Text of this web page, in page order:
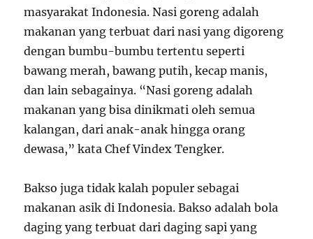
masyarakat Indonesia. Nasi goreng adalah
makanan yang terbuat dari nasi yang digoreng
dengan bumbu-bumbu tertentu seperti
bawang merah, bawang putih, kecap manis,
dan lain sebagainya. “Nasi goreng adalah
makanan yang bisa dinikmati oleh semua
kalangan, dari anak-anak hingga orang
dewasa,” kata Chef Vindex Tengker.
Bakso juga tidak kalah populer sebagai
makanan asik di Indonesia. Bakso adalah bola
daging yang terbuat dari daging sapi yang